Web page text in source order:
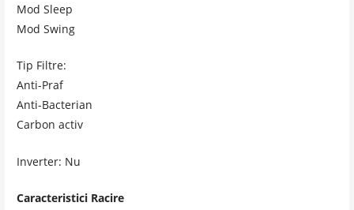
Mod Sleep
Mod Swing
Tip Filtre:
Anti-Praf
Anti-Bacterian
Carbon activ
Inverter: Nu
Caracteristici Racire